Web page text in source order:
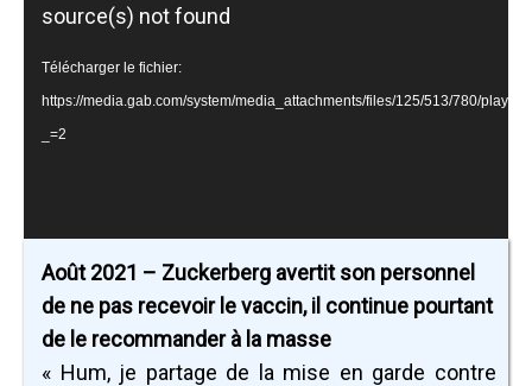
vidéo
source(s) not found
Télécharger le fichier:
https://media.gab.com/system/media_attachments/files/125/513/780/
_=2
Août 2021 – Zuckerberg avertit son personnel
de ne pas recevoir le vaccin, il continue pourtant
de le recommander à la masse
« Hum, je partage de la mise en garde contre